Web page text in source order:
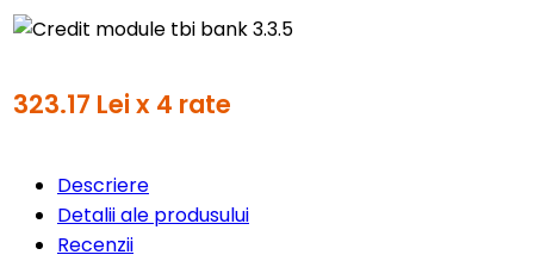
323.17 Lei x 4 rate
Descriere
Detalii ale produsului
Recenzii